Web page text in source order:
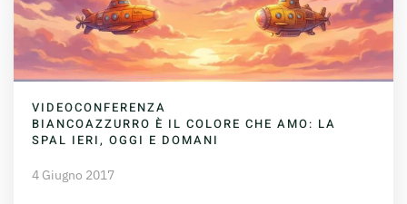
VIDEOCONFERENZA
BIANCOAZZURRO È IL COLORE CHE AMO: LA
SPAL IERI, OGGI E DOMANI
4 Giugno 2017